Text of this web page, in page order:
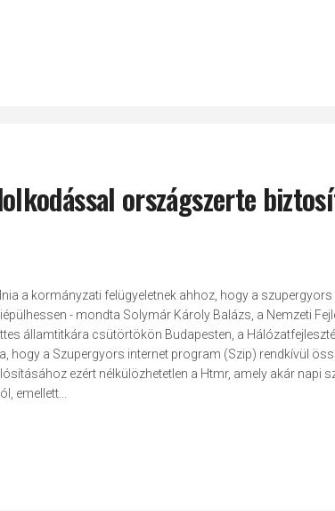
országszerte
a kormányzati felügyeletnek ahhoz, hogy a
- mondta Solymár Károly Balázs, a Nemzeti
államtitkára csütörtökön Budapesten, a
hogy a Szupergyors internet program (Szip) rendkívül
ezért nélkülözhetetlen a Htmr, amely akár napi
emellett...